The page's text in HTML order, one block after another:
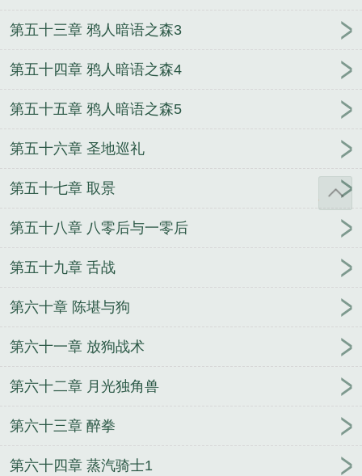
第五十三章 鸦人暗语之森3
第五十四章 鸦人暗语之森4
第五十五章 鸦人暗语之森5
第五十六章 圣地巡礼
第五十七章 取景
第五十八章 八零后与一零后
第五十九章 舌战
第六十章 陈堪与狗
第六十一章 放狗战术
第六十二章 月光独角兽
第六十三章 醉拳
第六十四章 蒸汽骑士1